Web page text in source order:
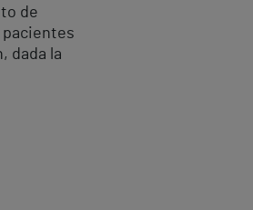
de
dada la